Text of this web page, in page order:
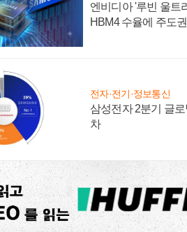
엔비디아 '루빈 울트
HBM4 수율에 주도
전자·전기·정보통신
삼성전자 2분기 글
차